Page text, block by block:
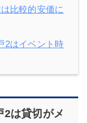
比較的安価に
2はイベント時
は貸切がメ